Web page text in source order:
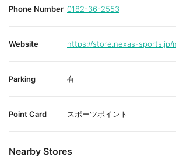
Phone Number 0182-36-2553
Website https://store.nexas-sports.jp/
Parking 有
Point Card スポーツポイント
Nearby Stores